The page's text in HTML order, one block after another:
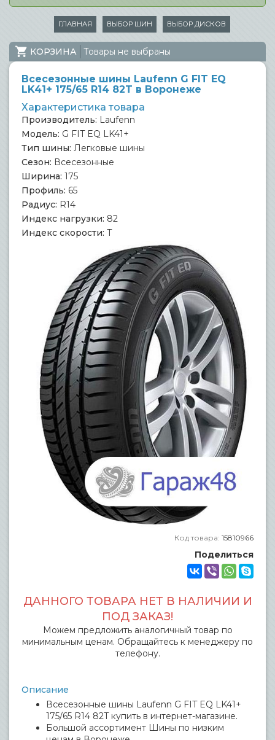
ГЛАВНАЯ ВЫБОР ШИН ВЫБОР ДИСКОВ
КОРЗИНА Товары не выбраны
Всесезонные шины Laufenn G FIT EQ
LK41+ 175/65 R14 82T в Воронеже
Характеристика товара
Производитель: Laufenn
Модель: G FIT EQ LK41+
Тип шины: Легковые шины
Сезон: Всесезонные
Ширина: 175
Профиль: 65
Радиус: R14
Индекс нагрузки: 82
Индекс скорости: T
Код товара: 15810966
Поделиться
ДАННОГО ТОВАРА НЕТ В НАЛИЧИИ И
ПОД ЗАКАЗ!
Можем предложить аналогичный товар по
минимальным ценам. Обращайтесь к менеджеру по
телефону.
Описание
Всесезонные шины Laufenn G FIT EQ LK41+
175/65 R14 82T купить в интернет-магазине.
Большой ассортимент Шины по низким